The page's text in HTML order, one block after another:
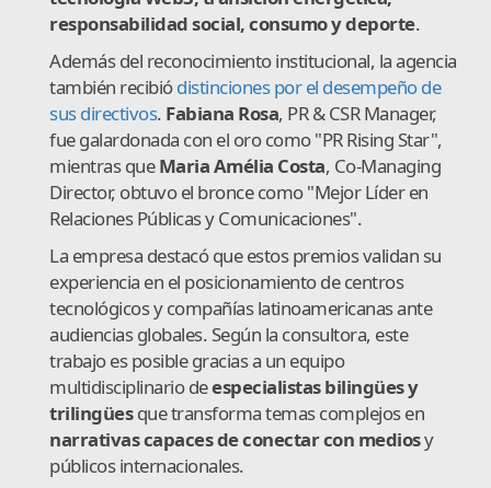
responsabilidad social, consumo y deporte.
Además del reconocimiento institucional, la agencia
también recibiódistinciones por el desempeño de
sus directivos. Fabiana Rosa, PR & CSR Manager,
fue galardonada con el oro como "PR Rising Star",
mientras queMaria Amélia Costa, Co-Managing
Director, obtuvo el bronce como "Mejor Líder en
Relaciones Públicas y Comunicaciones".
La empresa destacó que estos premios validan su
experiencia en el posicionamiento de centros
tecnológicos y compañías latinoamericanas ante
audiencias globales. Según la consultora, este
trabajo es posible gracias a un equipo
multidisciplinario deespecialistas bilingües y
trilingüesque transforma temas complejos en
narrativas capaces de conectar con mediosy
públicos internacionales.